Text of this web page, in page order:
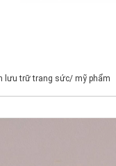
lưu trữ trang sức/ mỹ phẩm